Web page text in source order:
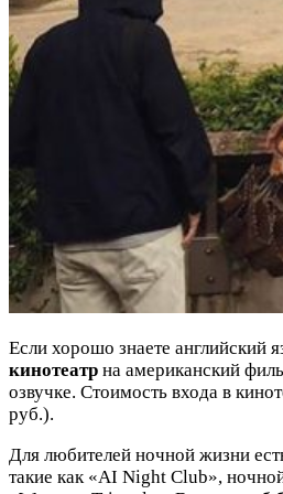
Если хорошо знаете английский
кинотеатр на американский
озвучке. Стоимость входа в
руб.).
Для любителей ночной жизни
такие как «AI Night Club»,